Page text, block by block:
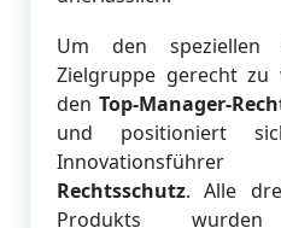
Um den speziellen
Zielgruppe gerecht zu
den Top-Manager-
und positioniert
Rechtsschutz. Alle
Produkts